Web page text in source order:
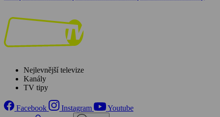
Nejlevnější televize
Kanály
TV tipy
Facebook Instagram
Youtube